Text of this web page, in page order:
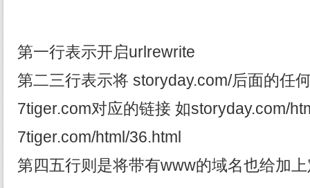
第一行表示开启urlrewrite
第二三行表示将 storyday.com/后面的任
7tiger.com对应的链接 如storyday.com/
7tiger.com/html/36.html
第四五行则是将带有www的域名也给加